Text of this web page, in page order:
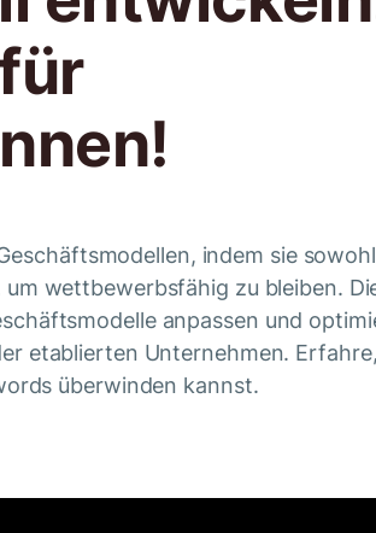
indem sie sowohl
wettbewerbsfähig zu bleiben.
anpassen und
etablierten Unternehmen.
überwinden kannst.